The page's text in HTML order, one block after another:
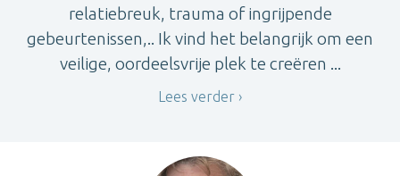
relatiebreuk, trauma of ingrijpende
gebeurtenissen,.. Ik vind het belangrijk om een
veilige, oordeelsvrije plek te creëren ...
Lees verder